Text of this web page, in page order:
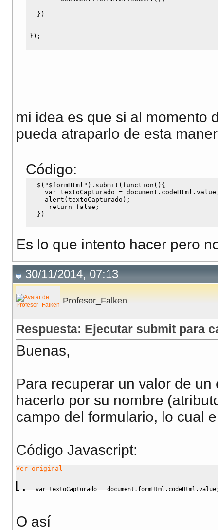
  })
mi idea es que si al momento
pueda atraparlo de esta
Código:
  $("$formHtml").submit(function(){
var textoCapturado =
    alert(textoCapturado);
     return false;
Es lo que intento hacer pero
30/11/2014, 07:13
Profesor_Falken
Respuesta: Ejecutar submit para
Buenas,
Para recuperar un valor de
hacerlo por su nombre
campo del formulario, lo cual
Código Javascript:
Ver original
var textoCapturado = document. formHtml . codeHtml .value
O así